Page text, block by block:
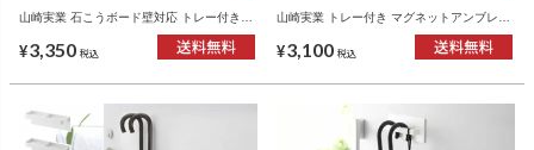
山崎実業 石こうボード壁対応 トレー付きア
ンブレラホルダー タワー tower | インテリア
雑貨・タワーシリーズ
¥3,350 税込
山崎実業 トレー付き マグネットアンブレラ
ホルダー タワー tower | インテリア雑貨・タ
ワーシリーズ
¥3,100 税込